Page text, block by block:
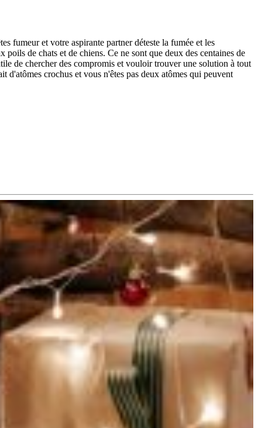
fumeur et votre aspirante partner déteste la fumée et les
de chats et de chiens. Ce ne sont que deux des centaines de
de chercher des compromis et vouloir trouver une solution à tout
d'atômes crochus et vous n'êtes pas deux atômes qui peuvent